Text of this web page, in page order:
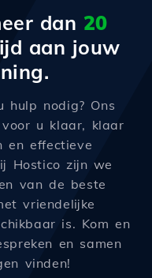
dan 20
aan jouw
hulp nodig? Ons
u klaar, klaar
en effectieve
Hostico zijn we
van de beste
vriendelijke
is. Kom en
en samen
vinden!